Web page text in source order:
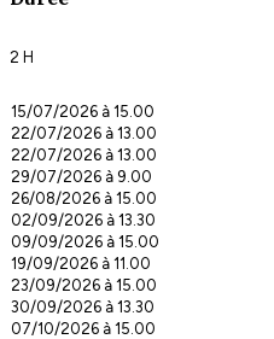
2 H
15/07/2026 à 15.00
22/07/2026 à 13.00
22/07/2026 à 13.00
29/07/2026 à 9.00
26/08/2026 à 15.00
02/09/2026 à 13.30
09/09/2026 à 15.00
19/09/2026 à 11.00
23/09/2026 à 15.00
30/09/2026 à 13.30
07/10/2026 à 15.00